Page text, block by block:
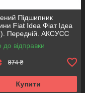
Підшипник
Fiat Idea Фіат Ідеа
Передній. АКСУСС
VKBA3538 , R158.44 ,
до відправки
874 ₴
Купити